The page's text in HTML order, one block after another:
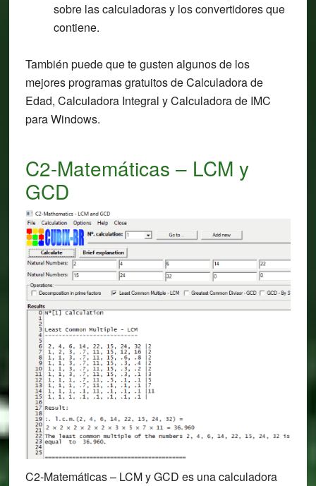
sobre las calculadoras y los convertidores que
contiene.
También puede que te gusten algunos de los
mejores programas gratuitos de Calculadora de
Edad, Calculadora Integral y Calculadora de IMC
para Windows.
C2-Matemáticas – LCM y
GCD
C2-Matemáticas – LCM y GCD es una calculadora